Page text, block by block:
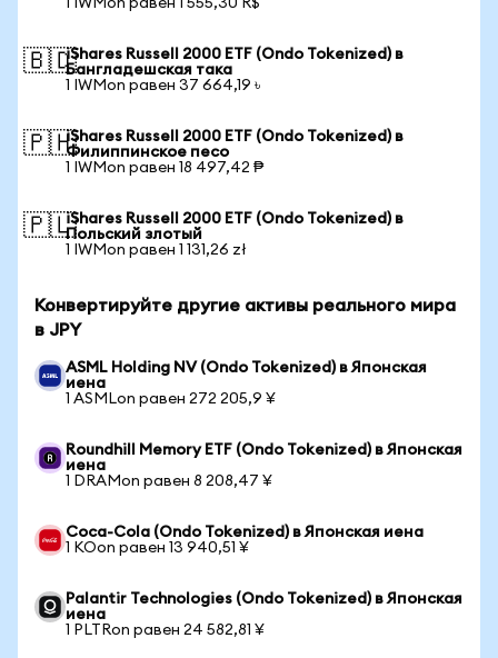
1 IWMon равен 1 555,30 R$
🇧🇩iShares Russell 2000 ETF (Ondo Tokenized) в
Бангладешская така
1 IWMon равен 37 664,19 ৳
🇵🇭iShares Russell 2000 ETF (Ondo Tokenized) в
Филиппинское песо
1 IWMon равен 18 497,42 ₱
🇵🇱iShares Russell 2000 ETF (Ondo Tokenized) в
Польский злотый
1 IWMon равен 1 131,26 zł
Конвертируйте другие активы реального мира
в JPY
ASML Holding NV (Ondo Tokenized) в Японская
иена
1 ASMLon равен 272 205,9 ¥
Roundhill Memory ETF (Ondo Tokenized) в Японская
иена
1 DRAMon равен 8 208,47 ¥
Coca-Cola (Ondo Tokenized) в Японская иена
1 KOon равен 13 940,51 ¥
Palantir Technologies (Ondo Tokenized) в Японская
иена
1 PLTRon равен 24 582,81 ¥